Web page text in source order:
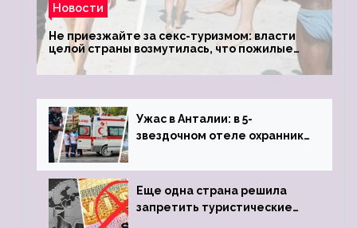
Новости
Не приезжайте за секс-туризмом: власти
целой страны возмутилась, что пожилые
туристки массово едут к ним, чтобы
обзавестись молодыми любовниками
Ужас в Анталии: в 5-
звездочном отеле охранник
пистолета
Еще одна страна решила
запретить туристические